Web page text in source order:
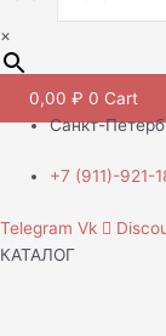
×
0,00 ₽ 0 Cart
Санкт-
+7 (911)-921-
Telegram Vk
КАТАЛОГ